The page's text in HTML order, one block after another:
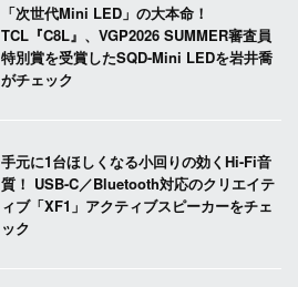
「次世代Mini LED」の大本命！
TCL『C8L』、VGP2026 SUMMER審査員
特別賞を受賞したSQD-Mini LEDを岩井喬
がチェック
手元に1台ほしくなる小回りの効くHi-Fi音
質！ USB-C／Bluetooth対応のクリエイテ
ィブ「XF1」アクティブスピーカーをチェ
ック